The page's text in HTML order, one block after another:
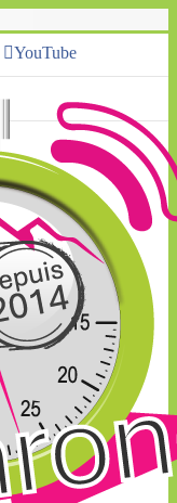
YouTube